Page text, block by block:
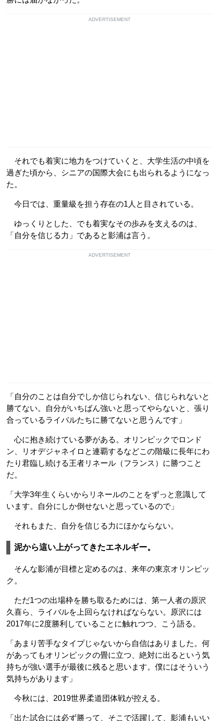
ADVERTISEMENT
それでも着実に地力をつけていくと、大学生活の中頃を
過ぎた頃から、シニアの国際大会にも出られるようになっ
た。
今日では、重量級を担う存在の1人と目されている。
ゆっくりとした、でも着実なその歩みを支えるのは、
「自分を信じる力」であると影浦は言う。
ADVERTISEMENT
「自分のことは自分でしか信じられない、信じられないと
勝てない。自分がいちばん強いと思ってやらないと、張り
合っているライバルたちに勝てないと思うんです」
心に抱き続けている夢がある。オリンピックでロンド
ン、リオデジャネイロと連覇するなどこの階級に長年にわ
たり君臨し続ける王者リネール（フランス）に勝つこと
だ。
「大学3年生くらいからリネールのことをずっと意識して
います。自分にしか倒せないと思っているので」
それもまた、自分を信じる力にほかならない。
泥から這い上がってきたエネルギー。
そんな影浦が目標と定めるのは、来年の東京オリンピッ
ク。
ただ1つの出場枠を勝ち取るためには、第一人者の原沢
久喜ら、ライバルを上回らなければならない。原沢には
2017年に2度勝利していることに触れつつ、こう語る。
「あまり苦手なタイプじゃないから自信はありました。何
があってもオリンピックの畳に立つ、絶対に出るという気
持ちが強い選手が最後に残ると思います。僕にはそういう
気持ちがあります」
今秋には、2019世界柔道団体戦が控える。
「出た試合には必ず勝って、そこで活躍して、影浦もいい